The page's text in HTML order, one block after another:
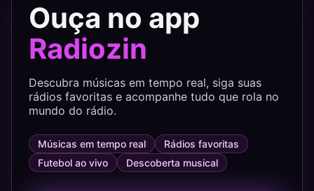
Ouça no app
Radiozin
Descubra músicas em tempo real, siga suas
rádios favoritas e acompanhe tudo que rola no
mundo do rádio.
Músicas em tempo real
Rádios favoritas
Futebol ao vivo
Descoberta musical